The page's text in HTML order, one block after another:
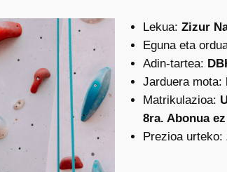
Lekua: Zizur
Eguna eta
Adin-tartea:
Jarduera mota:
Matrikulazioa:
8ra. Abonua
Prezioa urteko: